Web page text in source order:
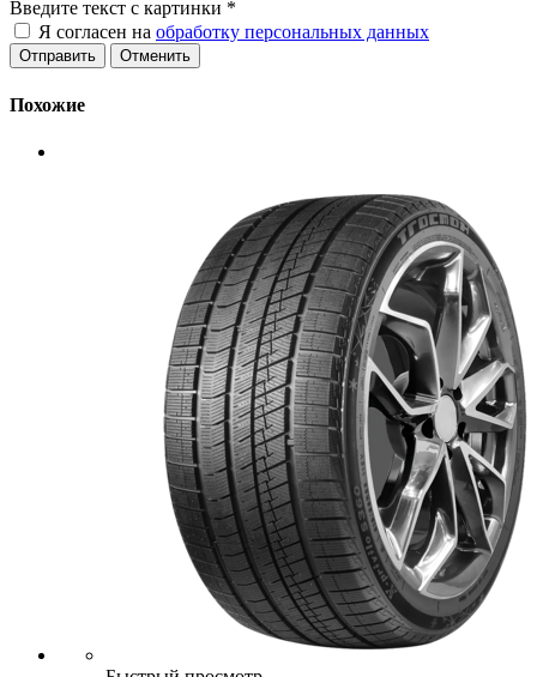
Введите текст с картинки *
Я согласен на обработку персональных данных
Отменить
Похожие